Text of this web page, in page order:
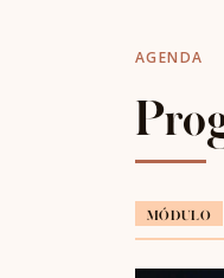
AGENDA
MÓDULO